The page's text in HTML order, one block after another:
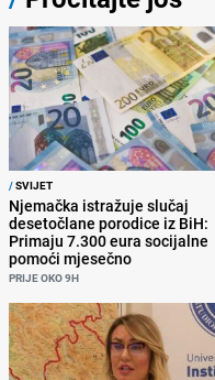
/SVIJET
Njemačka istražuje slučaj
desetočlane porodice iz BiH:
Primaju 7.300 eura socijalne
pomoći mjesečno
PRIJE OKO 9H